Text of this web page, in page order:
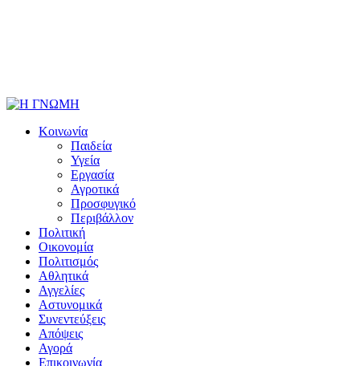
Κοινωνία
Παιδεία
Υγεία
Εργασία
Αγροτικά
Προσφυγικό
Περιβάλλον
Πολιτική
Οικονομία
Πολιτισμός
Αθλητικά
Αγγελίες
Αστυνομικά
Συνεντεύξεις
Απόψεις
Αγορά
Επικοινωνία